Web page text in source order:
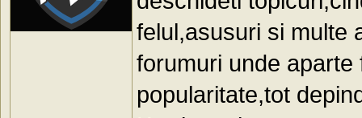
felul,asusuri si multe
forumuri unde
popularitate,tot